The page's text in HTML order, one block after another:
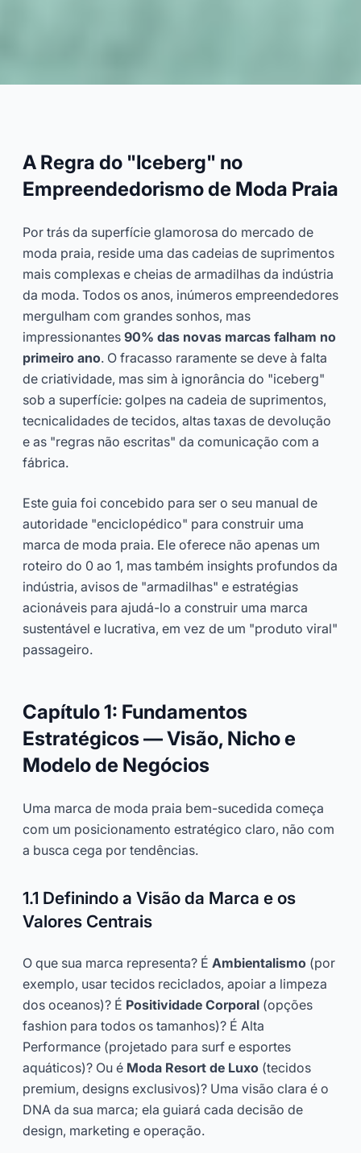
2026-03 Dayu
A Regra do "Iceberg" no
Empreendedorismo de Moda Praia
Por trás da superfície glamorosa do mercado de
moda praia, reside uma das cadeias de suprimentos
mais complexas e cheias de armadilhas da indústria
da moda. Todos os anos, inúmeros empreendedores
mergulham com grandes sonhos, mas
impressionantes 90% das novas marcas falham no
primeiro ano. O fracasso raramente se deve à falta
de criatividade, mas sim à ignorância do "iceberg"
sob a superfície: golpes na cadeia de suprimentos,
tecnicalidades de tecidos, altas taxas de devolução
e as "regras não escritas" da comunicação com a
fábrica.
Este guia foi concebido para ser o seu manual de
autoridade "enciclopédico" para construir uma
marca de moda praia. Ele oferece não apenas um
roteiro do 0 ao 1, mas também insights profundos da
indústria, avisos de "armadilhas" e estratégias
acionáveis para ajudá-lo a construir uma marca
sustentável e lucrativa, em vez de um "produto viral"
passageiro.
Capítulo 1: Fundamentos
Estratégicos — Visão, Nicho e
Modelo de Negócios
Uma marca de moda praia bem-sucedida começa
com um posicionamento estratégico claro, não com
a busca cega por tendências.
1.1 Definindo a Visão da Marca e os
Valores Centrais
O que sua marca representa? É Ambientalismo (por
exemplo, usar tecidos reciclados, apoiar a limpeza
dos oceanos)? É Positividade Corporal (opções
fashion para todos os tamanhos)? É Alta
Performance (projetado para surf e esportes
aquáticos)? Ou é Moda Resort de Luxo (tecidos
premium, designs exclusivos)? Uma visão clara é o
DNA da sua marca; ela guiará cada decisão de
design, marketing e operação.